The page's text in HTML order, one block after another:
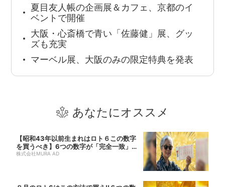
夏目友人帳の企画展＆カフェ、京都のイ
ベントで開催
大阪・心斎橋で青い「佐藤健」展、グッ
ズも充実
マーベル展、大阪のみの限定特典を発表
あなたにオススメ
【昭和43年以前生まれはロト６この数字
を買うべき】6つの数字が「完全一致」す
る方...
株式会社MURA AD